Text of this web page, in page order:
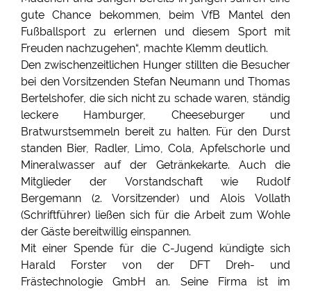
gute Chance bekommen, beim VfB Mantel den
Fußballsport zu erlernen und diesem Sport mit
Freuden nachzugehen“, machte Klemm deutlich.
Den zwischenzeitlichen Hunger stillten die Besucher
bei den Vorsitzenden Stefan Neumann und Thomas
Bertelshofer, die sich nicht zu schade waren, ständig
leckere Hamburger, Cheeseburger und
Bratwurstsemmeln bereit zu halten. Für den Durst
standen Bier, Radler, Limo, Cola, Apfelschorle und
Mineralwasser auf der Getränkekarte. Auch die
Mitglieder der Vorstandschaft wie Rudolf
Bergemann (2. Vorsitzender) und Alois Vollath
(Schriftführer) ließen sich für die Arbeit zum Wohle
der Gäste bereitwillig einspannen.
Mit einer Spende für die C-Jugend kündigte sich
Harald Forster von der DFT Dreh- und
Frästechnologie GmbH an. Seine Firma ist im